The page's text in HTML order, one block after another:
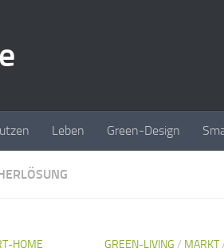
Leben Green-Design
HOME GREEN-LIVING / MARKT